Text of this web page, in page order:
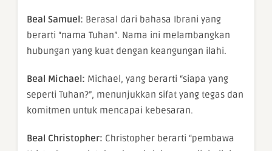
Beal Samuel: Berasal dari bahasa Ibrani yang
berarti “nama Tuhan”. Nama ini melambangkan
hubungan yang kuat dengan keangungan ilahi.
Beal Michael: Michael, yang berarti “siapa yang
seperti Tuhan?”, menunjukkan sifat yang tegas dan
komitmen untuk mencapai kebesaran.
Beal Christopher: Christopher berarti “pembawa